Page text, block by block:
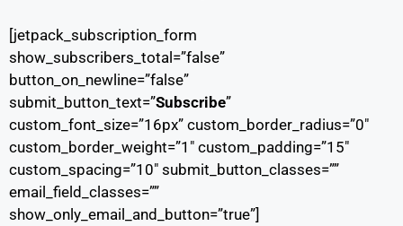
[jetpack_subscription_form
show_subscribers_total=”false”
button_on_newline=”false”
submit_button_text=”Subscribe”
custom_font_size=”16px” custom_border_radius=”0″
custom_border_weight=”1″ custom_padding=”15″
custom_spacing=”10″ submit_button_classes=””
email_field_classes=””
show_only_email_and_button=”true”]